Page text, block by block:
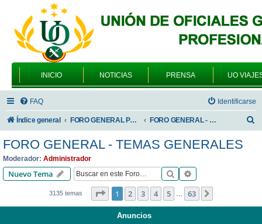
INICIO NOTICIAS PRENSA UO
FAQ Identificarse
Índice general FORO GENERAL PARA TODOS LOS USUARIOS FORO GENERAL - TEMAS GENERALES
FORO GENERAL - TEMAS GENERALES
Moderador: Administrador
Nuevo Tema Buscar
3135 temas Página de 63
1 2 3 4 5 … 63
Anuncios